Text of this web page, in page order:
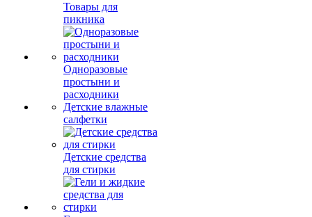
Товары для
пикника
Одноразовые
простыни и
расходники
Детские влажные
салфетки
Детские средства
для стирки